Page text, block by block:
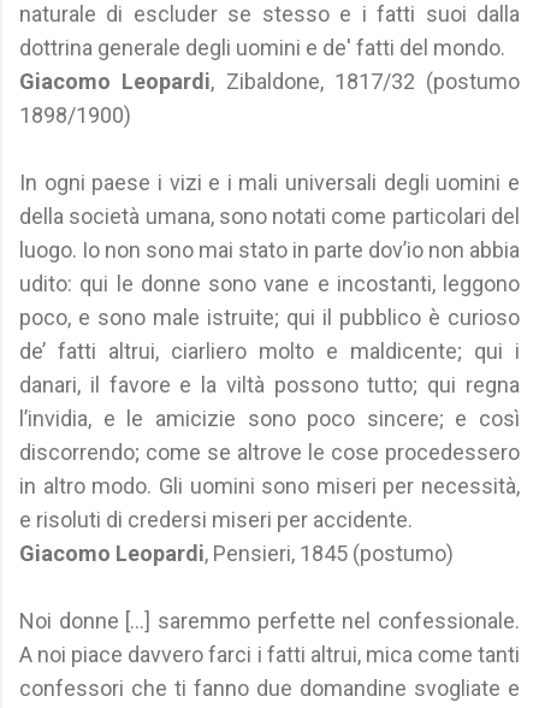
naturale di escluder se stesso e i fatti suoi dalla
dottrina generale degli uomini e de' fatti del mondo.
Giacomo Leopardi, Zibaldone, 1817/32 (postumo
1898/1900)
In ogni paese i vizi e i mali universali degli uomini e
della società umana, sono notati come particolari del
luogo. Io non sono mai stato in parte dov’io non abbia
udito: qui le donne sono vane e incostanti, leggono
poco, e sono male istruite; qui il pubblico è curioso
de’ fatti altrui, ciarliero molto e maldicente; qui i
danari, il favore e la viltà possono tutto; qui regna
l’invidia, e le amicizie sono poco sincere; e così
discorrendo; come se altrove le cose procedessero
in altro modo. Gli uomini sono miseri per necessità,
e risoluti di credersi miseri per accidente.
Giacomo Leopardi, Pensieri, 1845 (postumo)
Noi donne [...] saremmo perfette nel confessionale.
A noi piace davvero farci i fatti altrui, mica come tanti
confessori che ti fanno due domandine svogliate e